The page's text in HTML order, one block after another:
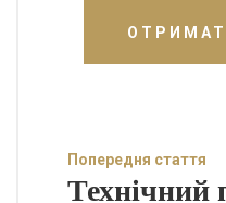
Попередня стаття
Технічний